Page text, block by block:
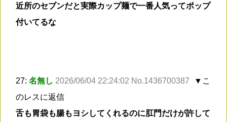
近所のセブンだと実際カップ麺で一番人気ってポップ
付いてるな
27: 名無し 2026/06/04 22:24:02 No.1436700387
▼こ
のレスに返信
舌も胃袋も腸もヨシしてくれるのに肛門だけが許して